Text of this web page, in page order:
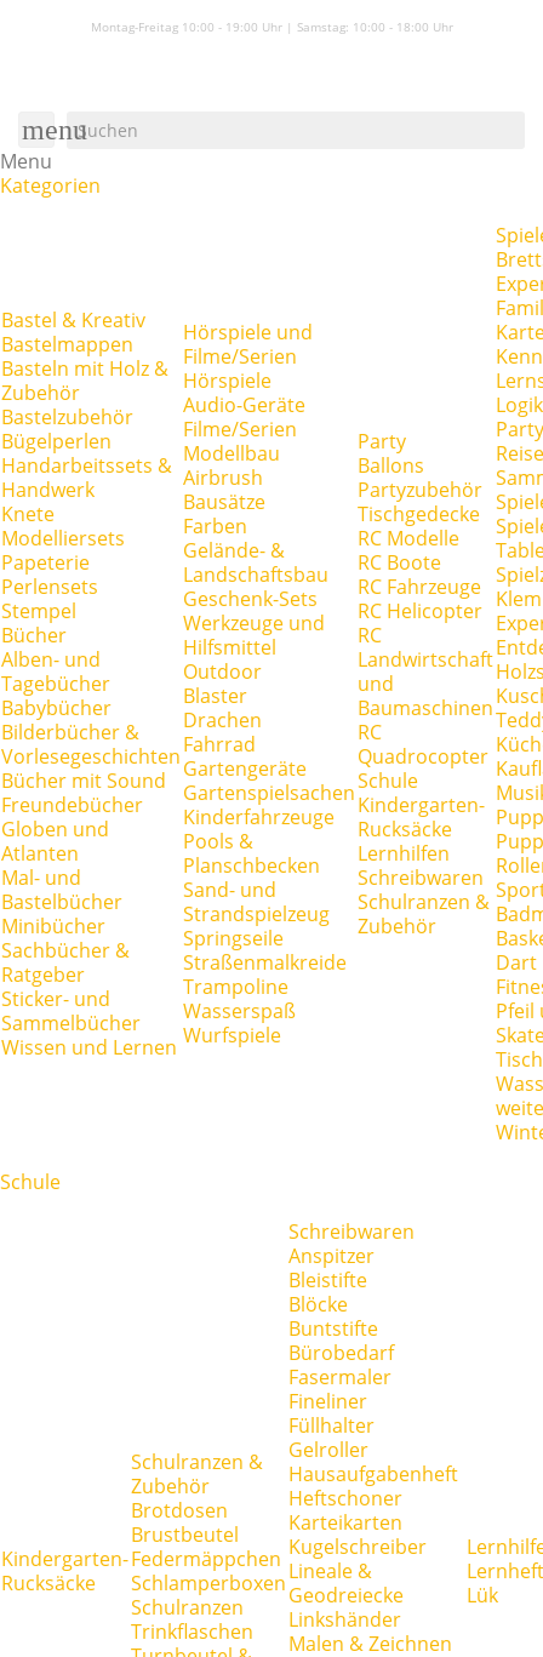
Montag-Freitag 10:00 - 19:00 Uhr | Samstag: 10:00 - 18:00 Uhr
menu
Menu
Kategorien
Bastel & Kreativ
Bastelmappen
Basteln mit Holz &
Zubehör
Bastelzubehör
Bügelperlen
Handarbeitssets &
Handwerk
Knete
Modelliersets
Papeterie
Perlensets
Stempel
Bücher
Alben- und
Tagebücher
Babybücher
Bilderbücher &
Vorlesegeschichten
Bücher mit Sound
Freundebücher
Globen und
Atlanten
Mal- und
Bastelbücher
Minibücher
Sachbücher &
Ratgeber
Sticker- und
Sammelbücher
Wissen und Lernen
Hörspiele und
Filme/Serien
Hörspiele
Audio-Geräte
Filme/Serien
Modellbau
Airbrush
Bausätze
Farben
Gelände- &
Landschaftsbau
Geschenk-Sets
Werkzeuge und
Hilfsmittel
Outdoor
Blaster
Drachen
Fahrrad
Gartengeräte
Gartenspielsachen
Kinderfahrzeuge
Pools &
Planschbecken
Sand- und
Strandspielzeug
Springseile
Straßenmalkreide
Trampoline
Wasserspaß
Wurfspiele
Party
Ballons
Partyzubehör
Tischgedecke
RC Modelle
RC Boote
RC Fahrzeuge
RC Helicopter
RC
Landwirtschaft
und
Baumaschinen
RC
Quadrocopter
Schule
Kindergarten-
Rucksäcke
Lernhilfen
Schreibwaren
Schulranzen &
Zubehör
Dart
Pfeil
Schule
Kindergarten-
Rucksäcke
Schulranzen &
Zubehör
Brotdosen
Brustbeutel
Federmäppchen
Schlamperboxen
Schulranzen
Trinkflaschen
Schreibwaren
Anspitzer
Bleistifte
Blöcke
Buntstifte
Bürobedarf
Fasermaler
Fineliner
Füllhalter
Gelroller
Hausaufgabenheft
Heftschoner
Karteikarten
Kugelschreiber
Lineale &
Geodreiecke
Linkshänder
Malen & Zeichnen
Lük